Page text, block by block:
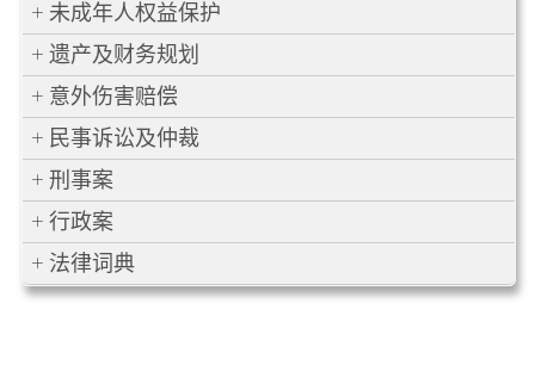
未成年人权益保护
遗产及财务规划
意外伤害赔偿
民事诉讼及仲裁
刑事案
行政案
法律词典